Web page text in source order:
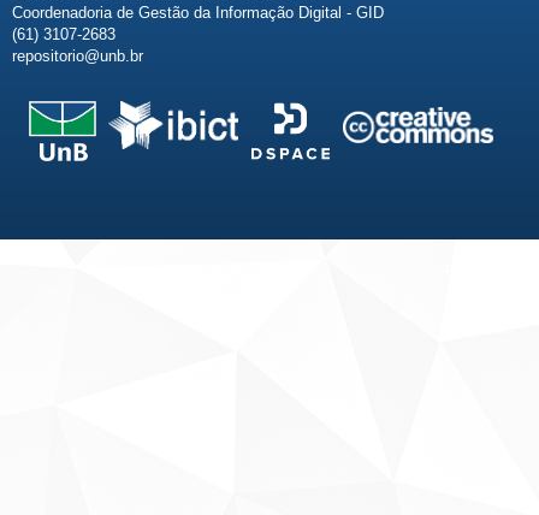
Coordenadoria de Gestão da Informação Digital - GID
(61) 3107-2683
repositorio@unb.br